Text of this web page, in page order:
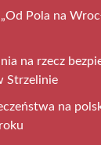
Pola na
na rzecz
Strzelinie
na